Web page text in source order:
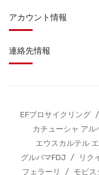
アカウント情報
連絡先情報
EFプロサイクリング /
カチューシャ アル
エウスカルテル
グルパマFDJ
/ リク
フェラーリ
/ モビス